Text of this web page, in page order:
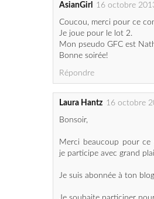
Mon pseudo GFC est
Bonne soirée!
Répondre
Bonsoir,
Merci beaucoup pour ce
je participe avec grand
Je suis abonnée à ton blog
Je souhaite participer pour
Je te suis sur :
Twitter : Brooke54200